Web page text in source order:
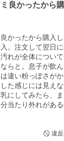
かったから購入
。注文して翌日に
れが全体につい
らと。息子が飲
違い粉っぽさがか
た感じには見え
にしてみたら、
当たり外れがある
違